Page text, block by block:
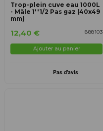
Trop-plein cuve eau 1000L
- Mâle 1''1/2 Pas gaz (40x49
mm)
888103
12,40 €
Ajouter au panier